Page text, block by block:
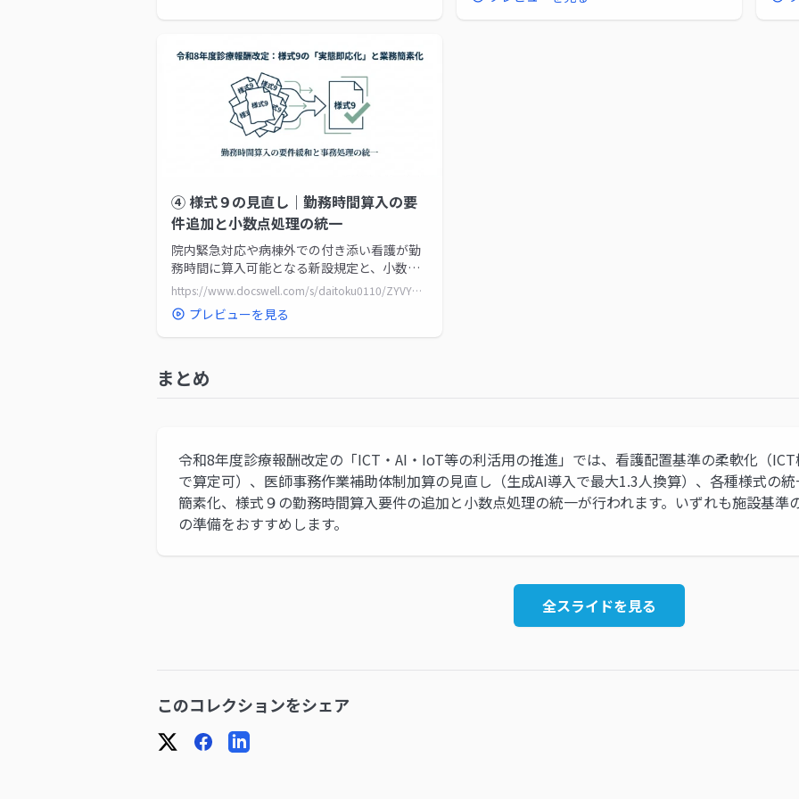
を解説しています。 て
④ 様式９の見直し｜勤務時間算入の要
件追加と小数点処理の統一
院内緊急対応や病棟外での付き添い看護が勤
務時間に算入可能となる新設規定と、小数点
以下の処理方法の統一について、改定資料に
基づき解説しています。
https://www.docswell.com/s/daitoku0110/ZYVYGE-form9-revision-2026
プレビューを見る
まとめ
令和8年度診療報酬改定の「ICT・AI・IoT等の利活用の推進」では、看護配置基準の柔軟化（
で算定可）、医師事務作業補助体制加算の見直し（生成AI導入で最大1.3人換算）、各種様式の
簡素化、様式９の勤務時間算入要件の追加と小数点処理の統一が行われます。いずれも施設基
の準備をおすすめします。
全スライドを見る
このコレクションをシェア
X FacebookLinkedIn